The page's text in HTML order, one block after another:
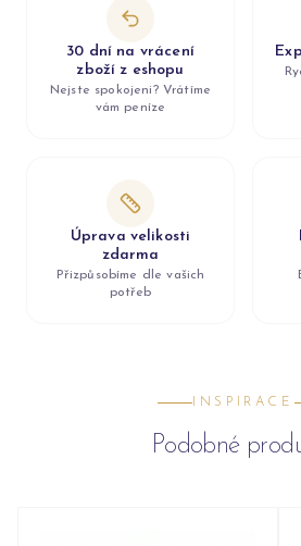
30 dní na vrácení
zboží z eshopu
Nejste spokojeni? Vrátíme
vám peníze
Úprava velikosti
zdarma
Přizpůsobíme dle vašich
potřeb
INSPIRACE
Podobné